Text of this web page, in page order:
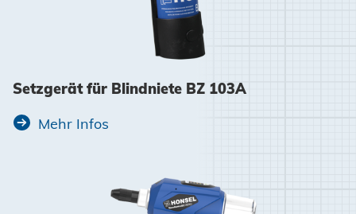
Setzgerät für Blindniete BZ 103A
Mehr Infos